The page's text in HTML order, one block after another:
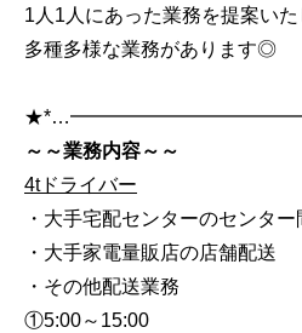
1人1人にあった業務を提案いた
多種多様な業務があります◎
～～業務内容～～
4tドライバー
・大手宅配センターのセンター
・大手家電量販店の店舗配送
・その他配送業務
①5:00～15:00